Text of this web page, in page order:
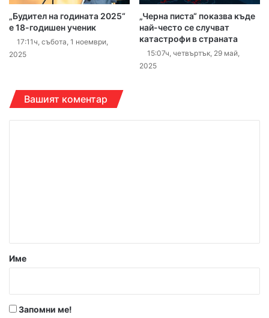
„Будител на годината 2025“
е 18-годишен ученик
17:11ч, събота, 1 ноември,
2025
„Черна писта“ показва къде
най-често се случват
катастрофи в страната
15:07ч, четвъртък, 29 май,
2025
Вашият коментар
р
Име
Запомни ме!